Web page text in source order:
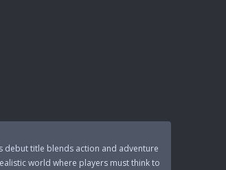
debut title blends action and adventure
world where players must think to